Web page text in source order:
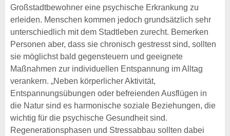
Großstadtbewohner eine psychische Erkrankung zu
erleiden. Menschen kommen jedoch grundsätzlich sehr
unterschiedlich mit dem Stadtleben zurecht. Bemerken
Personen aber, dass sie chronisch gestresst sind, sollten
sie möglichst bald gegensteuern und geeignete
Maßnahmen zur individuellen Entspannung im Alltag
verankern. „Neben körperlicher Aktivität,
Entspannungsübungen oder befreienden Ausflügen in
die Natur sind es harmonische soziale Beziehungen, die
wichtig für die psychische Gesundheit sind.
Regenerationsphasen und Stressabbau sollten dabei